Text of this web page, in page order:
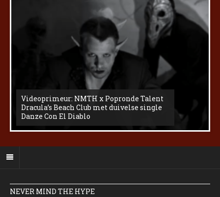
Videoprimeur: NMTH x Popronde Talent
Dracula’s Beach Club met duivelse single
Danze Con El Diablo
NEVER MIND THE HYPE